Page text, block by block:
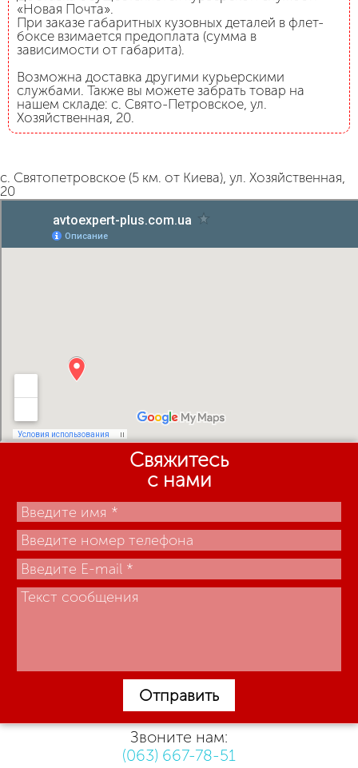
«Новая Почта».
При заказе габаритных кузовных деталей в флет-
боксе взимается предоплата (сумма в
зависимости от габарита).
Возможна доставка другими курьерскими
службами. Также вы можете забрать товар на
нашем складе: с. Свято-Петровское, ул.
Хозяйственная, 20.
с. Святопетровское (5 км. от Киева), ул. Хозяйственная,
20
Свяжитесь
с нами
Отправить
Звоните нам:
(063) 667-78-51